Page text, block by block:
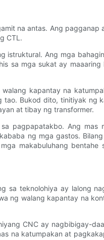
na antas. Ang pagganap
CTL.
istruktural. Ang mga
sa mga sukat ay
kapantay na
Bukod dito, tinitiyak ng
at tibay ng transformer.
pagpapatakbo. Ang mas
ng mga gastos.
makabuluhang bentahe
sa teknolohiya ay lalong
ng walang kapantay na
CNC ay nagbibigay-
na katumpakan at